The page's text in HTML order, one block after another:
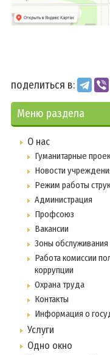
поделиться в:
Меню раздела
О нас
Гуманитарные
Новости
Режим работы
Администрация
Профсоюз
Вакансии
Зоны обслуживания
Работа комиссии
коррупции
Охрана труда
Контакты
Информация о
Услуги
Одно окно